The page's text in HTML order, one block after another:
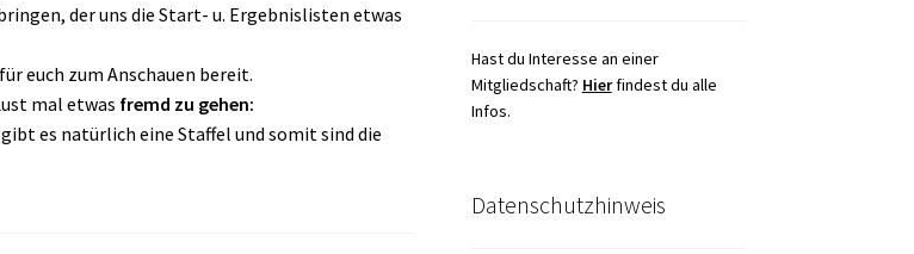
der uns die Start- u. Ergebnislisten etwas
euch zum Anschauen bereit.
mal etwas fremd zu gehen:
es natürlich eine Staffel und somit sind die
Hast du Interesse an einer
Mitgliedschaft? Hierfindest du alle
Infos.
Datenschutzhinweis